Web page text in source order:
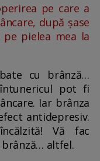
pe care a
după șase
pielea mea la
cu brânză…
pot fi
Iar brânza
antidepresiv.
Vă fac
altfel.